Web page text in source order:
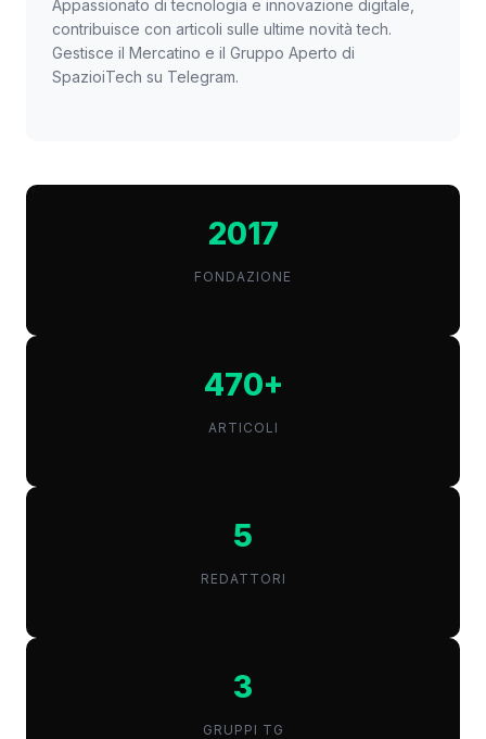
Appassionato di tecnologia e innovazione digitale,
contribuisce con articoli sulle ultime novità tech.
Gestisce il Mercatino e il Gruppo Aperto di
SpazioiTech su Telegram.
2017
FONDAZIONE
470+
ARTICOLI
5
REDATTORI
3
GRUPPI TG